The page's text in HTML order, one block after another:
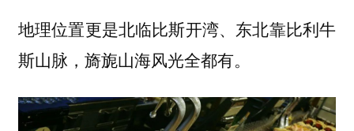
地理位置更是北临比斯开湾、东北靠比利牛
斯山脉，旖旎山海风光全都有。